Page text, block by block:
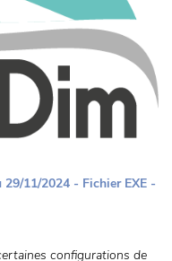
11/2024 - Fichier EXE -
configurations de